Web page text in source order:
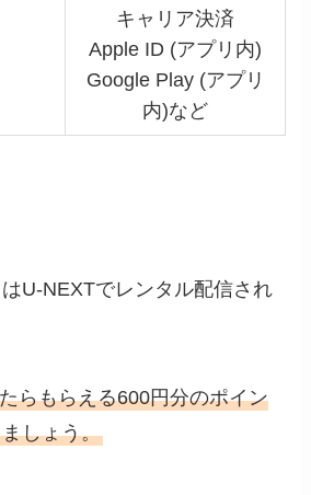
キャリア決済
Apple ID (アプリ内)
Google Play (アプリ
内)など
はU-NEXTでレンタル配信され
らもらえる600円分のポイン
しょう。